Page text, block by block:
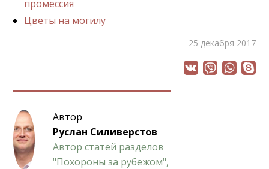
промессия
Цветы на могилу
25 декабря 2017
Автор
Руслан Силиверстов
Автор статей разделов
"Похороны за рубежом",